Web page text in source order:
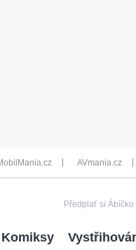
AVmania.cz
Předplať si Ábíčko
Komiksy